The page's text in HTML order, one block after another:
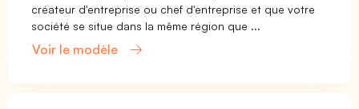
créateur d'entreprise ou chef d'entreprise et que votre
société se situe dans la même région que ...
Voir le modèle